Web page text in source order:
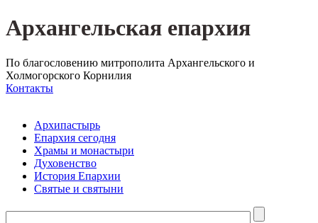
Архангельская епархия
По благословению митрополита Архангельского и
Холмогорского Корнилия
Контакты
Архипастырь
Епархия сегодня
Храмы и монастыри
Духовенство
История Епархии
Святые и святыни